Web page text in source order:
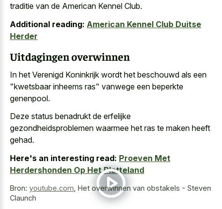
traditie van de American Kennel Club.
Additional reading: American Kennel Club Duitse
Herder
Uitdagingen overwinnen
In het Verenigd Koninkrijk wordt het beschouwd als een
"kwetsbaar inheems ras" vanwege een beperkte
genenpool.
Deze status benadrukt de erfelijke
gezondheidsproblemen waarmee het ras te maken heeft
gehad.
Here's an interesting read: Proeven Met
Herdershonden Op Het Platteland
Bron: youtube.com Het overwinnen van obstakels - Steven
Claunch